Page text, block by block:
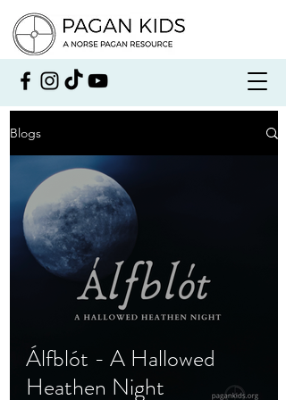
Blogs
Álfblót - A Hallowed
Heathen Night